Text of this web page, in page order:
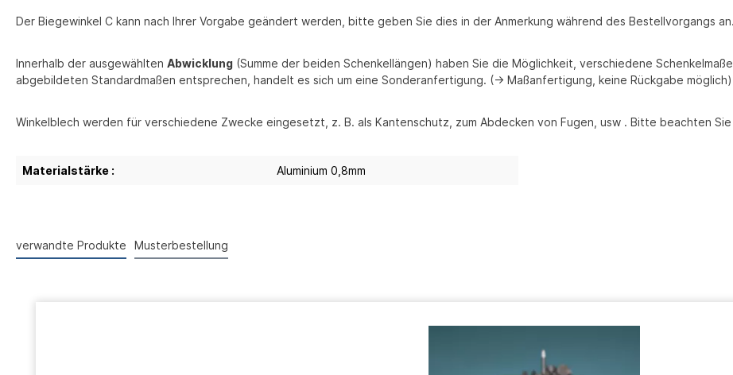
Der Biegewinkel C kann nach Ihrer Vorgabe geändert werden, bitte geben Sie dies in der Anmerkung während des Bestellvorgangs an.
Innerhalb der ausgewählten Abwicklung (Summe der beiden Schenkellängen) haben Sie die Möglichkeit, verschiedene
abgebildeten Standardmaßen entsprechen, handelt es sich um eine Sonderanfertigung. (-> Maßanfertigung, keine Rückgabe möglich)
Winkelblech werden für verschiedene Zwecke eingesetzt, z. B. als Kantenschutz, zum Abdecken von Fugen, usw . Bitte beachten
Materialstärke : Aluminium 0,8mm
verwandte Produkte Musterbestellung